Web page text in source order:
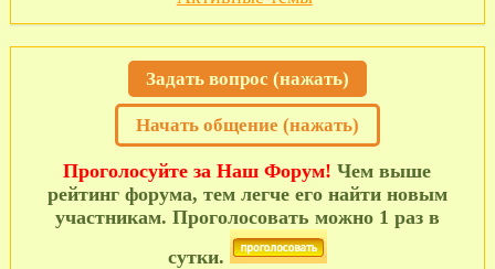
Задать вопрос (нажать)
Начать общение (нажать)
Проголосуйте за Наш Форум! Чем выше
рейтинг форума, тем легче его найти новым
участникам. Проголосовать можно 1 раз в
сутки.